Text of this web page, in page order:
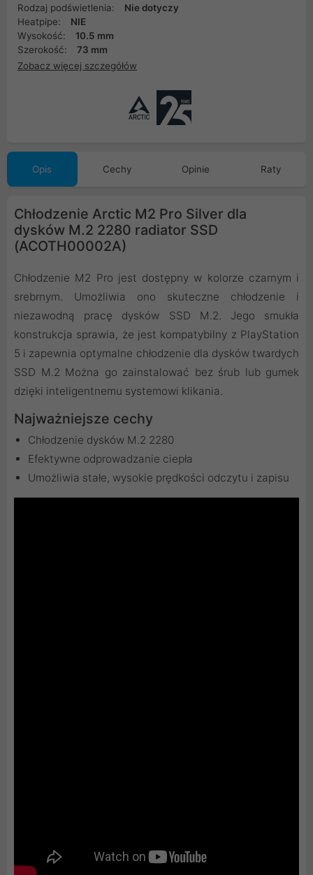
Rodzaj podświetlenia:
Nie dotyczy
Heatpipe:
NIE
Wysokość:
10.5 mm
Szerokość:
73 mm
Zobacz więcej szczegółów
Opis Cechy Opinie Raty
Chłodzenie Arctic M2 Pro Silver dla
dysków M.2 2280 radiator SSD
(ACOTH00002A)
Chłodzenie M2 Pro jest dostępny w kolorze czarnym i
srebrnym. Umożliwia ono skuteczne chłodzenie i
niezawodną pracę dysków SSD M.2. Jego smukła
konstrukcja sprawia, że jest kompatybilny z PlayStation
5 i zapewnia optymalne chłodzenie dla dysków twardych
SSD M.2 Można go zainstalować bez śrub lub gumek
dzięki inteligentnemu systemowi klikania.
Najważniejsze cechy
Chłodzenie dysków M.2 2280
Efektywne odprowadzanie ciepła
Umożliwia stałe, wysokie prędkości odczytu i zapisu